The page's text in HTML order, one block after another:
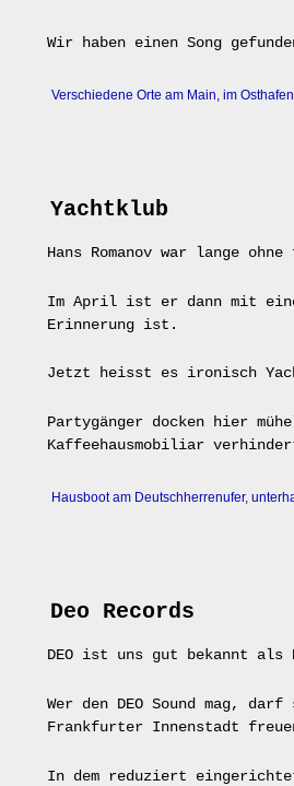
Wir haben einen Song
Verschiedene Orte am Main, im
Yachtklub
Hans Romanov war lange
Im April ist er dann mit
Erinnerung ist.
Jetzt heisst es ironisch
Partygänger docken hier
Kaffeehausmobiliar
Hausboot am Deutschherrenufer,
Deo Records
DEO ist uns gut bekannt
Wer den DEO Sound mag,
Frankfurter Innenstadt
In dem reduziert